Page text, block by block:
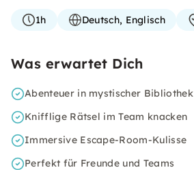
1h Deutsch, Englisch
Was erwartet Dich
Abenteuer in mystischer Bibliothek
Knifflige Rätsel im Team knacken
Immersive Escape-Room-Kulisse
Perfekt für Freunde und Teams